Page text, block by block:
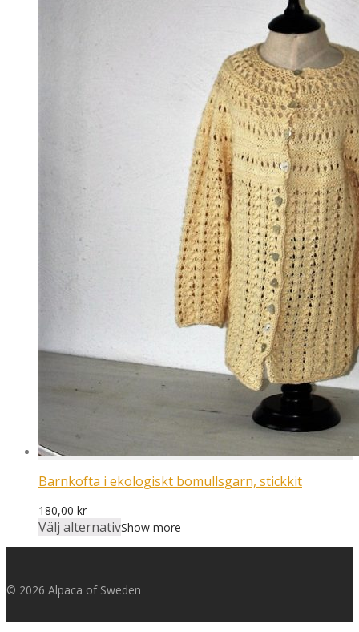
Barnkofta i ekologiskt bomullsgarn, stickkit
180,00 kr
Välj alternativShow more
© 2026 Alpaca of Sweden